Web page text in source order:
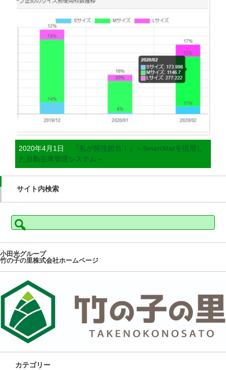
2020年4月1日
「私が発注担当！」～SmartMatを活用し
た自動在庫管理システム～
サイト内検索
検
索:
小田光グループ
竹の子の里株式会社ホームページ
カテゴリー